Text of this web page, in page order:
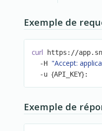
Exemple de
curl https://
  -H
"Accept:
  -u
{API_KEY}:
Exemple de